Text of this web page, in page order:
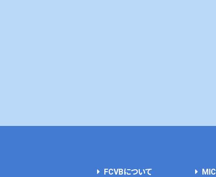
FCVBについて